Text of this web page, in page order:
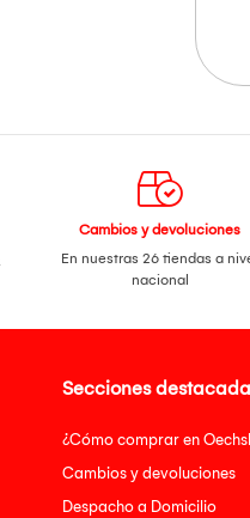
Cambios y devoluciones
En nuestras 26 tiendas a
nacional
Secciones
¿Cómo comprar en
Cambios y devoluciones
Despacho a Domicilio